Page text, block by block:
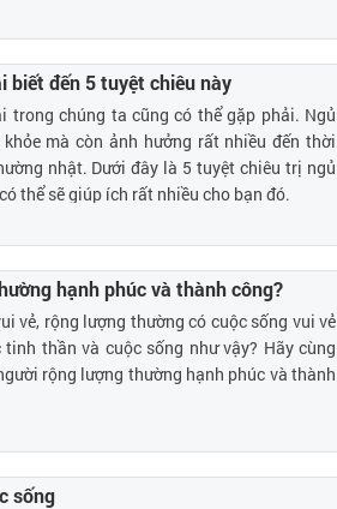
chào đón một ngày mới và từ bỏ thói
biết đến 5 tuyệt chiêu này
trong chúng ta cũng có thể gặp phải. Ngủ
mà còn ảnh hưởng rất nhiều đến thời
nhật. Dưới đây là 5 tuyệt chiêu trị ngủ
thể sẽ giúp ích rất nhiều cho bạn đó.
hạnh phúc và thành công?
vẻ, rộng lượng thường có cuộc sống vui vẻ
thần và cuộc sống như vậy? Hãy cùng
rộng lượng thường hạnh phúc và thành
sống